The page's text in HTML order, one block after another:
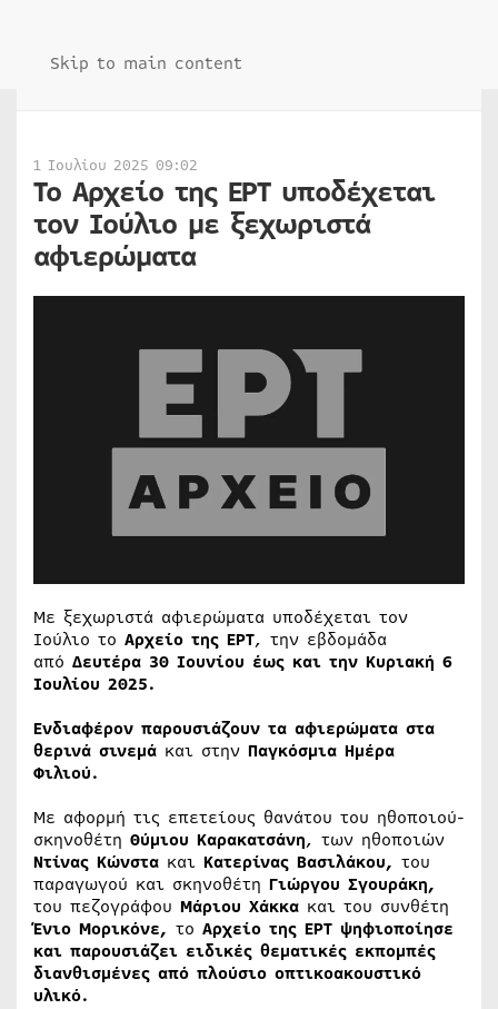
Skip to main content
1 Ιουλίου 2025 09:02
Το Αρχείο της ΕΡΤ υποδέχεται
τον Ιούλιο με ξεχωριστά
αφιερώματα
Με ξεχωριστά αφιερώματα υποδέχεται τον
Ιούλιο το Αρχείο της ΕΡΤ, την εβδομάδα
από Δευτέρα 30 Ιουνίου έως και την Κυριακή 6
Ιουλίου 2025.
Ενδιαφέρον παρουσιάζουν τα αφιερώματα στα
θερινά σινεμά και στην Παγκόσμια Ημέρα
Φιλιού.
Με αφορμή τις επετείους θανάτου του ηθοποιού-
σκηνοθέτη Θύμιου Καρακατσάνη, των ηθοποιών
Ντίνας Κώνστα και Κατερίνας Βασιλάκου, του
παραγωγού και σκηνοθέτη Γιώργου Σγουράκη,
του πεζογράφου Μάριου Χάκκα και του συνθέτη
Ένιο Μορικόνε, το Αρχείο της ΕΡΤ ψηφιοποίησε
και παρουσιάζει ειδικές θεματικές εκπομπές
διανθισμένες από πλούσιο οπτικοακουστικό
υλικό.